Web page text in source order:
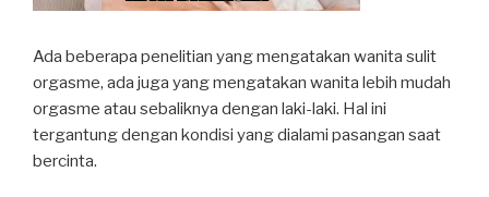
Ada beberapa penelitian yang mengatakan wanita sulit
orgasme, ada juga yang mengatakan wanita lebih mudah
orgasme atau sebaliknya dengan laki-laki. Hal ini
tergantung dengan kondisi yang dialami pasangan saat
bercinta.